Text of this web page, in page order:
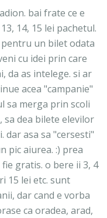
bai frate ce e
14, 15 lei pachetul.
un bilet odata
cu idei prin care
da as intelege. si ar
acea "campanie"
sa merga prin scoli
sa dea bilete elevilor
dar asa sa "cersesti"
pic aiurea. :) prea
gratis. o bere ii 3, 4
15 lei etc. sunt
dar cand e vorba
ca oradea, arad,